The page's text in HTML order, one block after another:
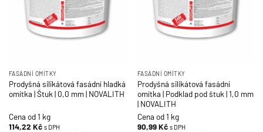
FASÁDNÍ OMÍTKY
Prodyšná silikátová fasádní hladká
omítka | Štuk | 0,0 mm | NOVALITH
Cena od 1 kg
114,22 Kč s DPH
FASÁDNÍ OMÍTKY
Prodyšná silikátová fasádní
omítka | Podklad pod štuk | 1,0 mm
| NOVALITH
Cena od 1 kg
90,99Kč s DPH